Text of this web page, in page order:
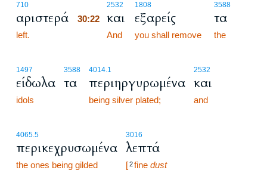
710
αριστερά
left.
2532
30:22 και
And
1808
εξαρείς
you shall remove
3588
τα
the
1497
είδωλα
idols
3588
τα
4014.1
περιηργυρωμένα
being silver plated;
2532
και
and
4065.5
περικεχρυσωμένα
the ones being gilded
3016
λεπτά
[2fine dust